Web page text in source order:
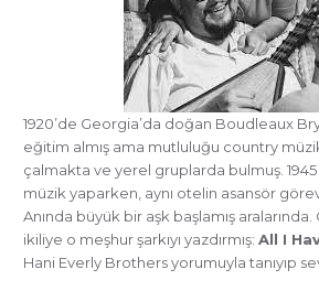
1920’de Georgia’da doğan Boudleaux
eğitim almış ama mutluluğu country
çalmakta ve yerel gruplarda bulmuş. 1945
müzik yaparken, aynı otelin asansör
Anında büyük bir aşk başlamış
ikiliye o meşhur şarkıyı yazdırmış: All I
Hani Everly Brothers yorumuyla tanıyıp